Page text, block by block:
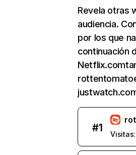
Revela otras
audiencia.
por los que
continuación
#1
Visitas: